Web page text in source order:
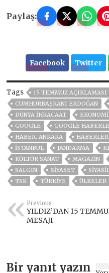
Paylaş:
Facebook Twitter
Tags 15 TEMMUZ AÇIKLAMASI
CUMHURBAŞKANI ERDOĞAN
DÜNYA İHRACAAT
EKONOMİ
GOOGLE
GOOGLE
HABER. ANKARA
HABERLER
ISTANBUL
JANDARMA
KÜLTÜR SANAT
MAGAZİN
SALGIN
SİYASET
TSK
TÜRKİYE ÜLKELER
Previous
YILDIZ’DAN 15
MESAJI
Bir yanıt yazın